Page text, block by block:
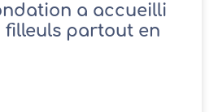
a accueilli
filleuls partout en